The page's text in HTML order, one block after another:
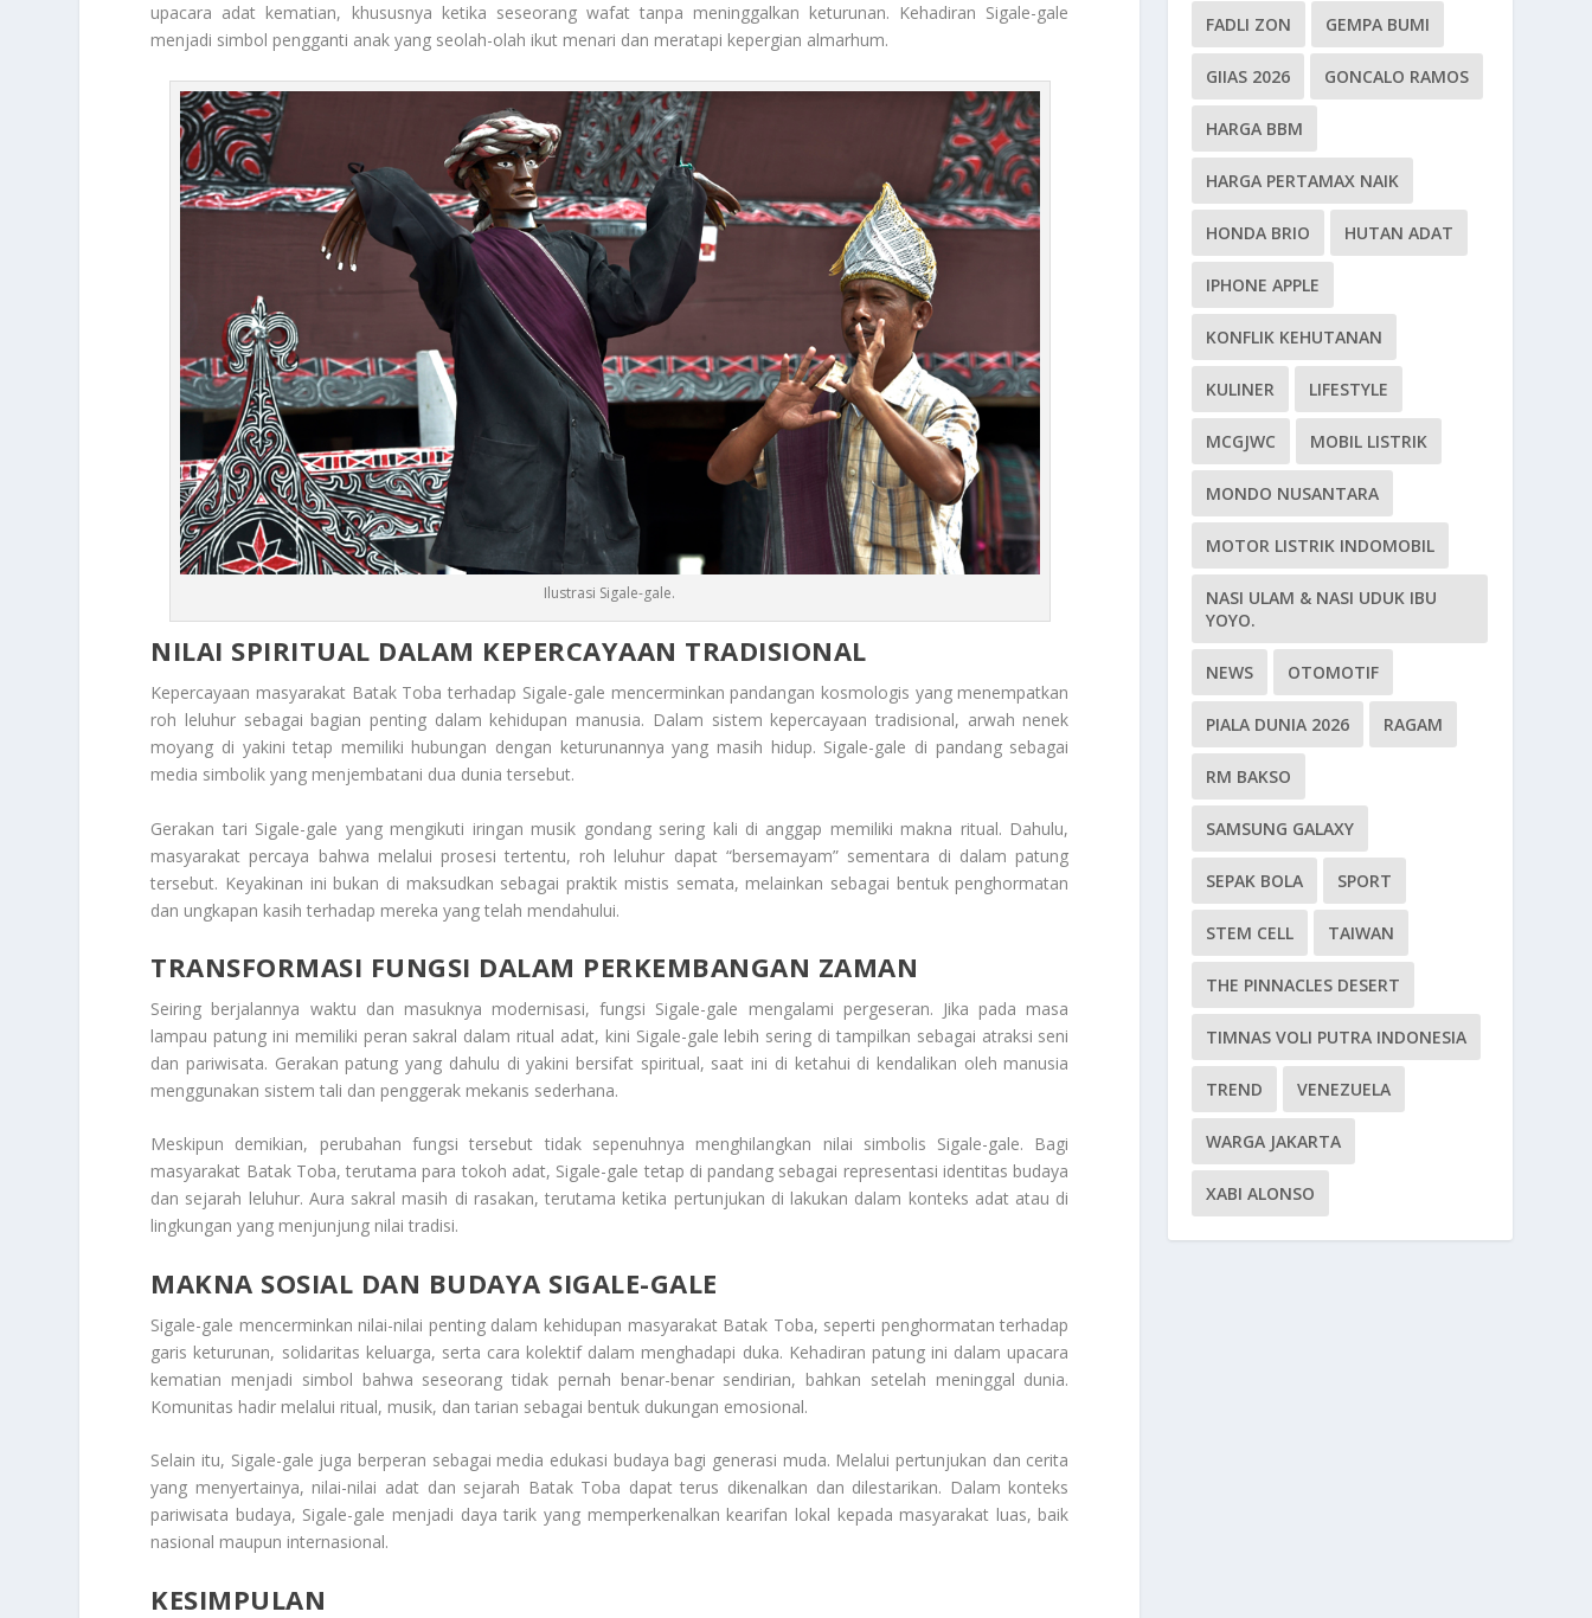
upacara adat kematian, khususnya ketika seseorang wafat tanpa meninggalkan keturunan. Kehadiran Sigale-gale
menjadi simbol pengganti anak yang seolah-olah ikut menari dan meratapi kepergian almarhum.
Ilustrasi Sigale-gale.
NILAI SPIRITUAL DALAM KEPERCAYAAN TRADISIONAL
Kepercayaan masyarakat Batak Toba terhadap Sigale-gale mencerminkan pandangan kosmologis yang menempatkan
roh leluhur sebagai bagian penting dalam kehidupan manusia. Dalam sistem kepercayaan tradisional, arwah nenek
moyang di yakini tetap memiliki hubungan dengan keturunannya yang masih hidup. Sigale-gale di pandang sebagai
media simbolik yang menjembatani dua dunia tersebut.
Gerakan tari Sigale-gale yang mengikuti iringan musik gondang sering kali di anggap memiliki makna ritual. Dahulu,
masyarakat percaya bahwa melalui prosesi tertentu, roh leluhur dapat “bersemayam” sementara di dalam patung
tersebut. Keyakinan ini bukan di maksudkan sebagai praktik mistis semata, melainkan sebagai bentuk penghormatan
dan ungkapan kasih terhadap mereka yang telah mendahului.
TRANSFORMASI FUNGSI DALAM PERKEMBANGAN ZAMAN
Seiring berjalannya waktu dan masuknya modernisasi, fungsi Sigale-gale mengalami pergeseran. Jika pada masa
lampau patung ini memiliki peran sakral dalam ritual adat, kini Sigale-gale lebih sering di tampilkan sebagai atraksi seni
dan pariwisata. Gerakan patung yang dahulu di yakini bersifat spiritual, saat ini di ketahui di kendalikan oleh manusia
menggunakan sistem tali dan penggerak mekanis sederhana.
Meskipun demikian, perubahan fungsi tersebut tidak sepenuhnya menghilangkan nilai simbolis Sigale-gale. Bagi
masyarakat Batak Toba, terutama para tokoh adat, Sigale-gale tetap di pandang sebagai representasi identitas budaya
dan sejarah leluhur. Aura sakral masih di rasakan, terutama ketika pertunjukan di lakukan dalam konteks adat atau di
lingkungan yang menjunjung nilai tradisi.
MAKNA SOSIAL DAN BUDAYA SIGALE-GALE
Sigale-gale mencerminkan nilai-nilai penting dalam kehidupan masyarakat Batak Toba, seperti penghormatan terhadap
garis keturunan, solidaritas keluarga, serta cara kolektif dalam menghadapi duka. Kehadiran patung ini dalam upacara
kematian menjadi simbol bahwa seseorang tidak pernah benar-benar sendirian, bahkan setelah meninggal dunia.
Komunitas hadir melalui ritual, musik, dan tarian sebagai bentuk dukungan emosional.
Selain itu, Sigale-gale juga berperan sebagai media edukasi budaya bagi generasi muda. Melalui pertunjukan dan cerita
yang menyertainya, nilai-nilai adat dan sejarah Batak Toba dapat terus dikenalkan dan dilestarikan. Dalam konteks
pariwisata budaya, Sigale-gale menjadi daya tarik yang memperkenalkan kearifan lokal kepada masyarakat luas, baik
nasional maupun internasional.
KESIMPULAN
FADLI ZON GEMPA BUMI
GIIAS 2026 GONCALO RAMOS
HARGA BBM
HARGA PERTAMAX NAIK
HONDA BRIO HUTAN ADAT
IPHONE APPLE
KONFLIK KEHUTANAN
KULINER LIFESTYLE
MCGJWC MOBIL LISTRIK
MONDO NUSANTARA
MOTOR LISTRIK INDOMOBIL
NASI ULAM & NASI UDUK IBU
YOYO.
NEWS OTOMOTIF
PIALA DUNIA 2026 RAGAM
RM BAKSO
SAMSUNG GALAXY
SEPAK BOLA SPORT
STEM CELL TAIWAN
THE PINNACLES DESERT
TIMNAS VOLI PUTRA INDONESIA
TREND VENEZUELA
WARGA JAKARTA
XABI ALONSO